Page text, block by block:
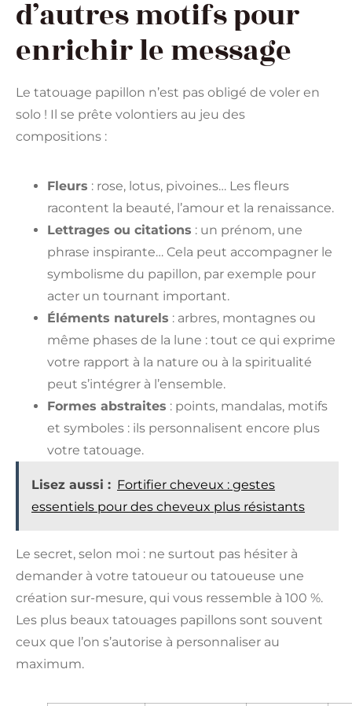
d’autres motifs pour
enrichir le message
Le tatouage papillon n’est pas obligé de voler en
solo ! Il se prête volontiers au jeu des
compositions :
Fleurs : rose, lotus, pivoines… Les fleurs
racontent la beauté, l’amour et la renaissance.
Lettrages ou citations : un prénom, une
phrase inspirante… Cela peut accompagner le
symbolisme du papillon, par exemple pour
acter un tournant important.
Éléments naturels : arbres, montagnes ou
même phases de la lune : tout ce qui exprime
votre rapport à la nature ou à la spiritualité
peut s’intégrer à l’ensemble.
Formes abstraites : points, mandalas, motifs
et symboles : ils personnalisent encore plus
votre tatouage.
Lisez aussi : Fortifier cheveux : gestes
essentiels pour des cheveux plus résistants
Le secret, selon moi : ne surtout pas hésiter à
demander à votre tatoueur ou tatoueuse une
création sur-mesure, qui vous ressemble à 100 %.
Les plus beaux tatouages papillons sont souvent
ceux que l’on s’autorise à personnaliser au
maximum.